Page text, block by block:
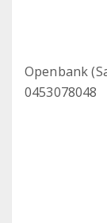
Openbank
0453078048